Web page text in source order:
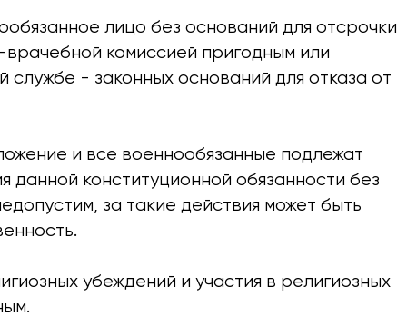
лицо без оснований для отсрочки
комиссией пригодным или
службе - законных оснований для отказа от
и все военнообязанные подлежат
данной конституционной обязанности без
за такие действия может быть
убеждений и участия в религиозных